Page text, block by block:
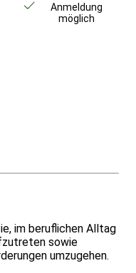
Anmeldung
möglich
im beruflichen Alltag
sowie
umzugehen.